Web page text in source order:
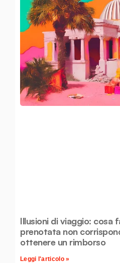
Illusioni di viaggio: cosa
prenotata non
ottenere un rimborso
Leggi l'articolo »